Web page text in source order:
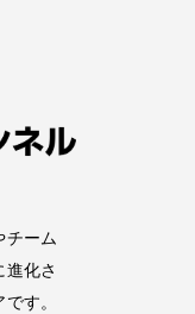
チーム
化さ
す。